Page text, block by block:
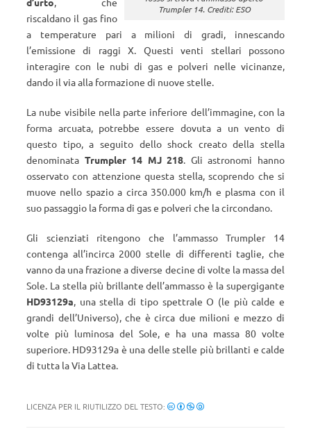
Trumpler 14. Crediti: ESO
riscaldano il gas fino
a temperature pari a milioni di gradi, innescando
l’emissione di raggi X. Questi venti stellari possono
interagire con le nubi di gas e polveri nelle vicinanze,
dando il via alla formazione di nuove stelle.
La nube visibile nella parte inferiore dell’immagine, con la
forma arcuata, potrebbe essere dovuta a un vento di
questo tipo, a seguito dello shock creato della stella
denominata Trumpler 14 MJ 218. Gli astronomi hanno
osservato con attenzione questa stella, scoprendo che si
muove nello spazio a circa 350.000 km/h e plasma con il
suo passaggio la forma di gas e polveri che la circondano.
Gli scienziati ritengono che l’ammasso Trumpler 14
contenga all’incirca 2000 stelle di differenti taglie, che
vanno da una frazione a diverse decine di volte la massa del
Sole. La stella più brillante dell’ammasso è la supergigante
HD93129a, una stella di tipo spettrale O (le più calde e
grandi dell’Universo), che è circa due milioni e mezzo di
volte più luminosa del Sole, e ha una massa 80 volte
superiore. HD93129a è una delle stelle più brillanti e calde
di tutta la Via Lattea.
LICENZA PER IL RIUTILIZZO DEL TESTO: